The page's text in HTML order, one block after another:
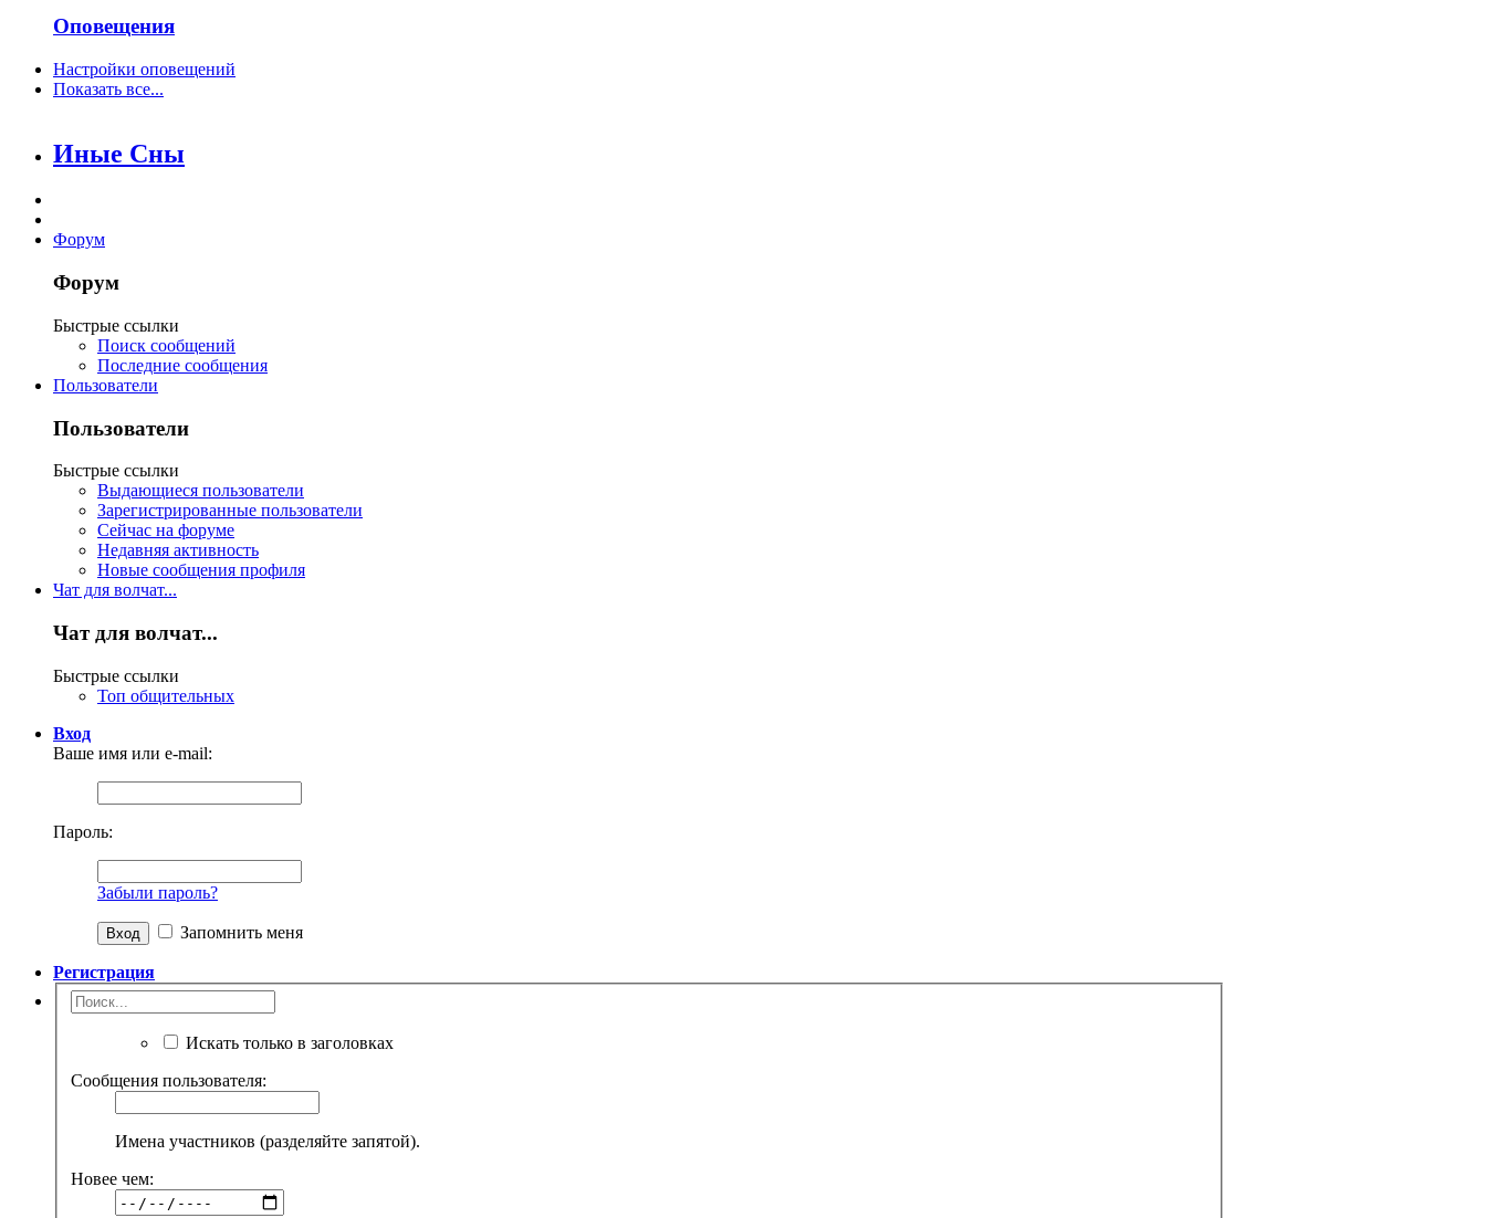
Оповещения
Настройки оповещений
Показать все...
Иные Сны
Форум
Форум
Быстрые ссылки
Поиск сообщений
Последние сообщения
Пользователи
Пользователи
Быстрые ссылки
Выдающиеся пользователи
Зарегистрированные пользователи
Сейчас на форуме
Недавняя активность
Новые сообщения профиля
Чат для волчат...
Чат для волчат...
Быстрые ссылки
Топ общительных
Вход
Ваше имя или e-mail:
Пароль:
Забыли пароль?
Запомнить меня
Регистрация
Искать только в заголовках
Сообщения пользователя:
Имена участников (разделяйте запятой).
Новее чем: